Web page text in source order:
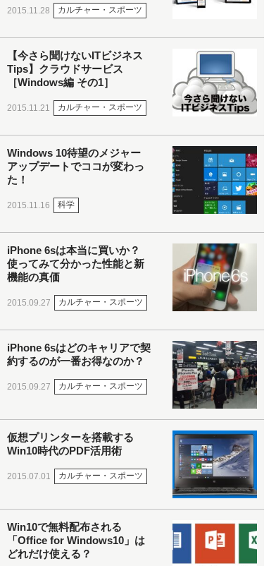
2015.11.28 カルチャー・スポーツ
【今さら聞けないITビジネス
Tips】クラウドサービス
［Windows編 その1］
2015.11.21 カルチャー・スポーツ
Windows 10待望のメジャー
アップデートでココが変わっ
た！
2015.11.16 科学
iPhone 6sは本当に買いか？
使ってみて分かった性能と新
機能の真価
2015.09.27 カルチャー・スポーツ
iPhone 6sはどのキャリアで契
約するのが一番お得なのか？
2015.09.27 カルチャー・スポーツ
仮想プリンターを搭載する
Win10時代のPDF活用術
2015.07.01 カルチャー・スポーツ
Win10で無料配布される
「Office for Windows10」は
どれだけ使える？